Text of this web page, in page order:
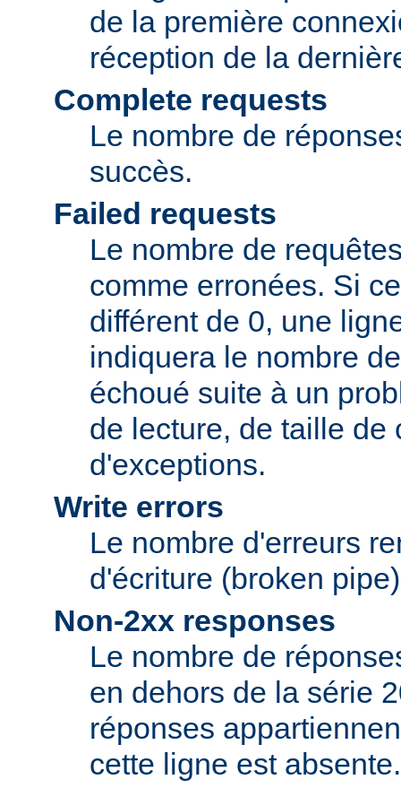
de la première
réception de la
Complete requests
Le nombre de
succès.
Failed requests
Le nombre de
comme erronées. Si
différent de 0, une
indiquera le nombre
échoué suite à un
de lecture, de taille de
d'exceptions.
Write errors
Le nombre d'erreurs
d'écriture (broken
Non-2xx responses
Le nombre de
en dehors de la série
réponses
cette ligne est absente.